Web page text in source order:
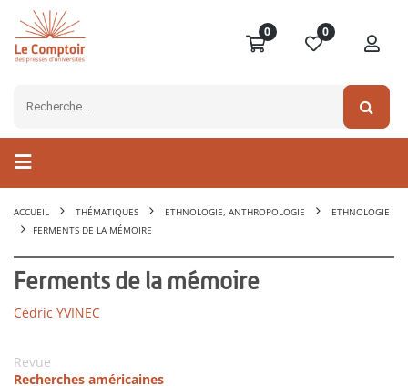
0 0
ACCUEIL THÉMATIQUES ETHNOLOGIE, ANTHROPOLOGIE
ETHNOLOGIE
FERMENTS DE LA MÉMOIRE
Ferments de la mémoire
Cédric YVINEC
Revue
Recherches américaines